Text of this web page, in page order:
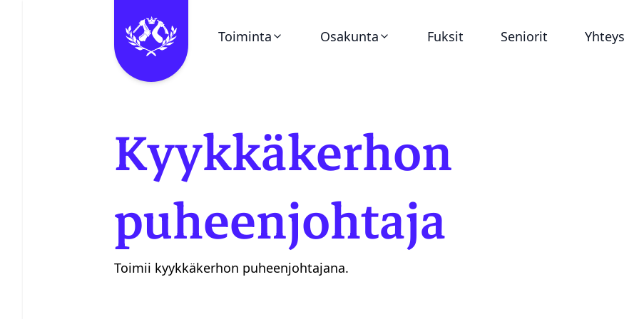
Ohita valikko Toiminta
Pieni Puukello
Vuosikello
Juhlaetiketti
Osakunta
Historia
Dokumentit
Fuksit Seniorit Yhteys
Kyykkäkerhon
puheenjohtaja
Toimii kyykkäkerhon puheenjohtajana.